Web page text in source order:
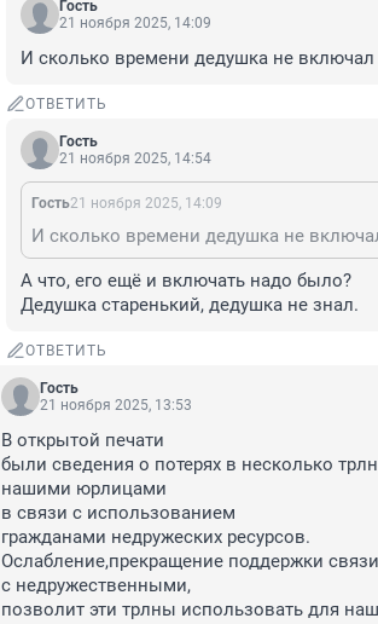
Гость
21 ноября 2025, 14:09
И сколько времени дедушка не
ОТВЕТИТЬ
Гость
21 ноября 2025, 14:54
Гость21 ноября 2025, 14:09
А что, его ещё и включать надо было?
Дедушка старенький, дедушка не знал.
ОТВЕТИТЬ
Гость
21 ноября 2025, 13:53
В открытой печати
были сведения о потерях в несколько
нашими юрлицами
в связи с использованием
гражданами недружеских ресурсов.
Ослабление,прекращение поддержки связи
с недружественными,
позволит эти трлны использовать для